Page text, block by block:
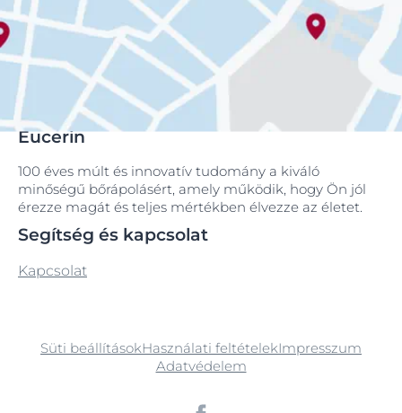
Eucerin
100 éves múlt és innovatív tudomány a kiváló
minőségű bőrápolásért, amely működik, hogy Ön jól
érezze magát és teljes mértékben élvezze az életet.
Segítség és kapcsolat
Kapcsolat
Süti beállításokHasználati feltételekImpresszum
Adatvédelem